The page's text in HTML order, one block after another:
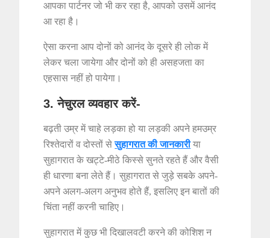
आपका पार्टनर जो भी कर रहा है, आपको उसमें आनंद
आ रहा है।
ऐसा करना आप दोनों को आनंद के दूसरे ही लोक में
लेकर चला जायेगा और दोनों को ही असहजता का
एहसास नहीं हो पायेगा।
3. नेचुरल व्यवहार करें-
बढ़ती उम्र में चाहे लड़का हो या लड़की अपने हमउम्र
रिश्तेदारों व दोस्तों सेसुहागरात की जानकारीया
सुहागरात के खट्टे-मीठे किस्से सुनते रहते हैं और वैसी
ही धारणा बना लेते हैं। सुहागरात से जुड़े सबके अपने-
अपने अलग-अलग अनुभव होते हैं, इसलिए इन बातों की
चिंता नहीं करनी चाहिए।
सुहागरात में कुछ भी दिखालवटी करने की कोशिश न